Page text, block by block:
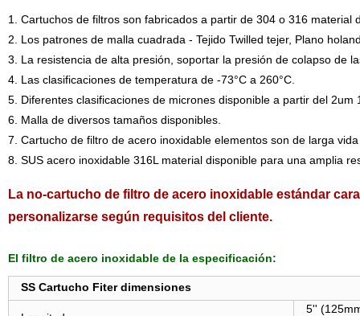
1. Cartuchos de filtros son fabricados a partir de 304 o 316 material
2. Los patrones de malla cuadrada - Tejido Twilled tejer, Plano
3. La resistencia de alta presión, soportar la presión de colapso de
4. Las clasificaciones de temperatura de -73°C a 260°C.
5. Diferentes clasificaciones de micrones disponible a partir del 2um
6. Malla de diversos tamaños disponibles.
7. Cartucho de filtro de acero inoxidable elementos son de larga
8. SUS acero inoxidable 316L material disponible para una amplia
La no-cartucho de filtro de acero inoxidable estándar
personalizarse según requisitos del cliente.
El filtro de acero inoxidable de la especificación:
SS Cartucho Fiter dimensiones
5''